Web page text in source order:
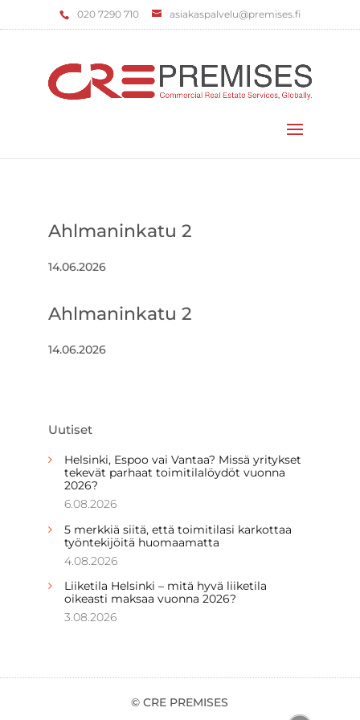
‌020 7290 710 asiakaspalvelu@premises.fi
Ahlmaninkatu 2
14.06.2026
Ahlmaninkatu 2
14.06.2026
Uutiset
Helsinki, Espoo vai Vantaa? Missä yritykset
tekevät parhaat toimitilalöydöt vuonna
2026?
6.08.2026
5 merkkiä siitä, että toimitilasi karkottaa
työntekijöitä huomaamatta
4.08.2026
Liiketila Helsinki – mitä hyvä liiketila
oikeasti maksaa vuonna 2026?
3.08.2026
© CRE PREMISES